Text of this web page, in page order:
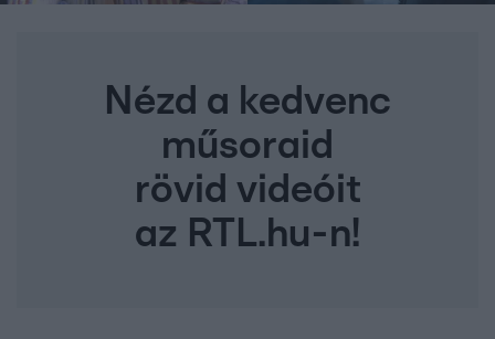
Nézd a kedvenc
műsoraid
rövid videóit
az RTL.hu-n!